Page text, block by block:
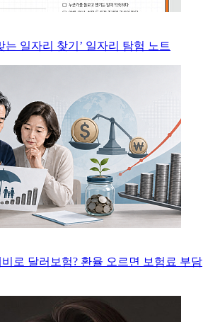
는 일자리 찾기’ 일자리 탐험 노트
로 달러보험? 환율 오르면 보험료 부담